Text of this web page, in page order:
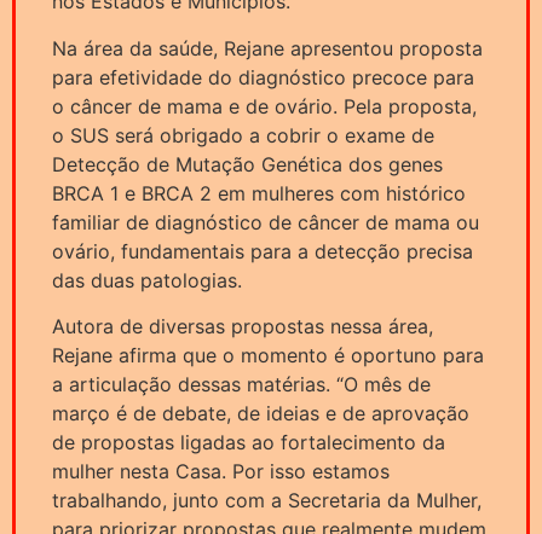
Na área da saúde, Rejane apresentou proposta
para efetividade do diagnóstico precoce para
o câncer de mama e de ovário. Pela proposta,
o SUS será obrigado a cobrir o exame de
Detecção de Mutação Genética dos genes
BRCA 1 e BRCA 2 em mulheres com histórico
familiar de diagnóstico de câncer de mama ou
ovário, fundamentais para a detecção precisa
das duas patologias.
Autora de diversas propostas nessa área,
Rejane afirma que o momento é oportuno para
a articulação dessas matérias. “O mês de
março é de debate, de ideias e de aprovação
de propostas ligadas ao fortalecimento da
mulher nesta Casa. Por isso estamos
trabalhando, junto com a Secretaria da Mulher,
para priorizar propostas que realmente mudem